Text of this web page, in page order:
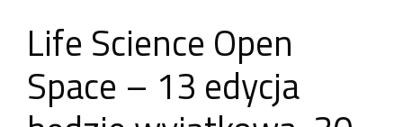
Life Science Open
Space – 13 edycja